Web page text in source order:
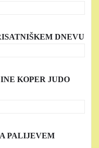
DNEVU
KOPER JUDO
PALIJEVEM